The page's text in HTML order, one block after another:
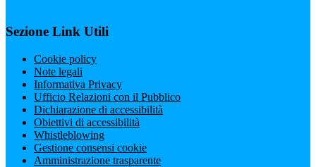
Sezione Link Utili
Cookie policy
Note legali
Informativa Privacy
Ufficio Relazioni con il Pubblico
Dichiarazione di accessibilità
Obiettivi di accessibilità
Whistleblowing
Gestione consensi cookie
Amministrazione trasparente